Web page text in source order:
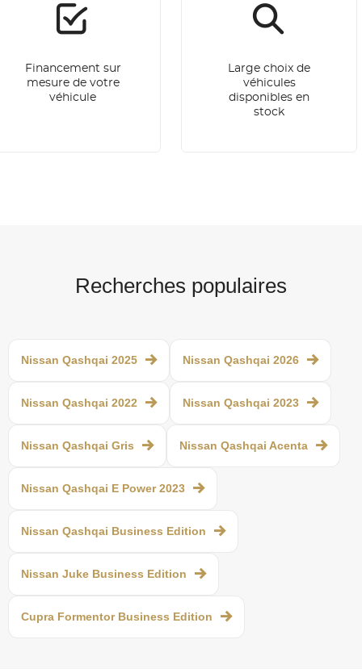
Financement sur
mesure de votre
véhicule
Large choix de
véhicules
disponibles en
stock
Recherches populaires
Nissan Qashqai 2025 Nissan Qashqai 2026
Nissan Qashqai 2022 Nissan Qashqai 2023
Nissan Qashqai Gris Nissan Qashqai Acenta
Nissan Qashqai E Power 2023
Nissan Qashqai Business Edition
Nissan Juke Business Edition
Cupra Formentor Business Edition